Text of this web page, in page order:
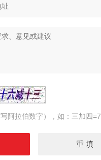
阿拉伯数字），如：三加四=7